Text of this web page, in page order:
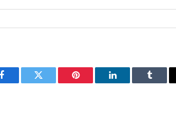
Facebook Twitter Pinterest LinkedIn Tumblr